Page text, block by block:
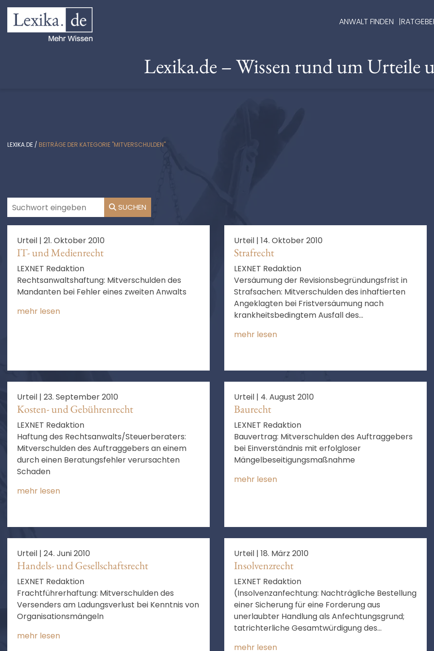
ANWALT FINDEN
Lexika.de – Wissen rund um Urteile
LEXIKA.DE / BEITRÄGE DER KATEGORIE "MITVERSCHULDEN"
SUCHEN
Urteil | 21. Oktober 2010
IT- und Medienrecht
LEXNET Redaktion
Rechtsanwaltshaftung: Mitverschulden des
Mandanten bei Fehler eines zweiten Anwalts
mehr lesen
Urteil | 14. Oktober 2010
Strafrecht
LEXNET Redaktion
Versäumung der Revisionsbegründungsfrist in
Strafsachen: Mitverschulden des inhaftierten
Angeklagten bei Fristversäumung nach
krankheitsbedingtem Ausfall des
mehr lesen
Urteil | 23. September 2010
Kosten- und Gebührenrecht
LEXNET Redaktion
Haftung des Rechtsanwalts/Steuerberaters:
Mitverschulden des Auftraggebers an einem
durch einen Beratungsfehler verursachten
Schaden
mehr lesen
Urteil | 4. August 2010
Baurecht
LEXNET Redaktion
Bauvertrag: Mitverschulden des Auftraggebers
bei Einverständnis mit erfolgloser
Mängelbeseitigungsmaßnahme
mehr lesen
Urteil | 24. Juni 2010
Handels- und Gesellschaftsrecht
LEXNET Redaktion
Frachtführerhaftung: Mitverschulden des
Versenders am Ladungsverlust bei Kenntnis von
Organisationsmängeln
mehr lesen
Urteil | 18. März 2010
Insolvenzrecht
LEXNET Redaktion
(Insolvenzanfechtung: Nachträgliche Bestellung
einer Sicherung für eine Forderung aus
unerlaubter Handlung als Anfechtungsgrund;
tatrichterliche Gesamtwürdigung des
mehr lesen